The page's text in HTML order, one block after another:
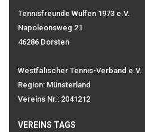
Tennisfreunde Wulfen 1973 e.V.
Napoleonsweg 21
46286 Dorsten
Westfälischer Tennis-Verband e.V.
Region: Münsterland
Vereins Nr.: 2041212
VEREINS TAGS